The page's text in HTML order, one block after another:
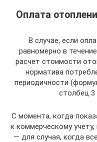
Оплата
В случае, если
равномерно в
расчет стоимости
норматива
периодичности
столбец 3
С момента, когда
к коммерческому
— для случая, когда